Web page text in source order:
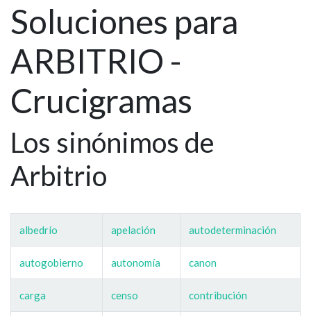
Soluciones para
ARBITRIO -
Crucigramas
Los sinónimos de
Arbitrio
albedrío apelación autodeterminación
autogobierno autonomía canon
carga censo contribución